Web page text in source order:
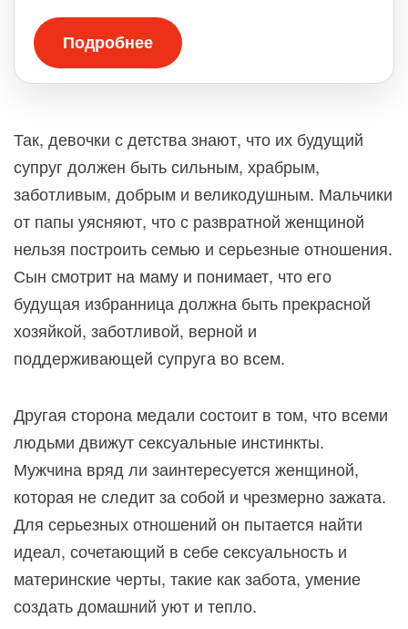
Подробнее
Так, девочки с детства знают, что их будущий
супруг должен быть сильным, храбрым,
заботливым, добрым и великодушным. Мальчики
от папы уясняют, что с развратной женщиной
нельзя построить семью и серьезные отношения.
Сын смотрит на маму и понимает, что его
будущая избранница должна быть прекрасной
хозяйкой, заботливой, верной и
поддерживающей супруга во всем.
Другая сторона медали состоит в том, что всеми
людьми движут сексуальные инстинкты.
Мужчина вряд ли заинтересуется женщиной,
которая не следит за собой и чрезмерно зажата.
Для серьезных отношений он пытается найти
идеал, сочетающий в себе сексуальность и
материнские черты, такие как забота, умение
создать домашний уют и тепло.